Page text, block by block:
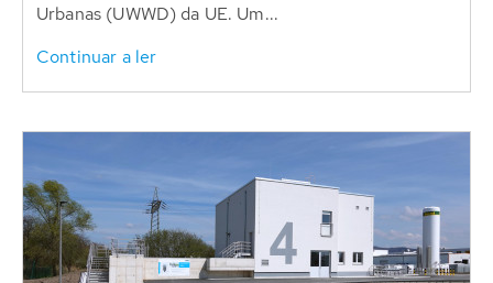
Urbanas (UWWD) da UE. Um...
Continuar a ler